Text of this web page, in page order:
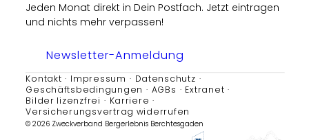
Jeden Monat direkt in Dein Postfach. Jetzt eintragen
und nichts mehr verpassen!
Newsletter-Anmeldung
Kontakt Impressum
Datenschutz
Geschäftsbedingungen
AGBs
Extranet
Bilder lizenzfrei
Karriere
Versicherungsvertrag widerrufen
© 2026 Zweckverband Bergerlebnis Berchtesgaden